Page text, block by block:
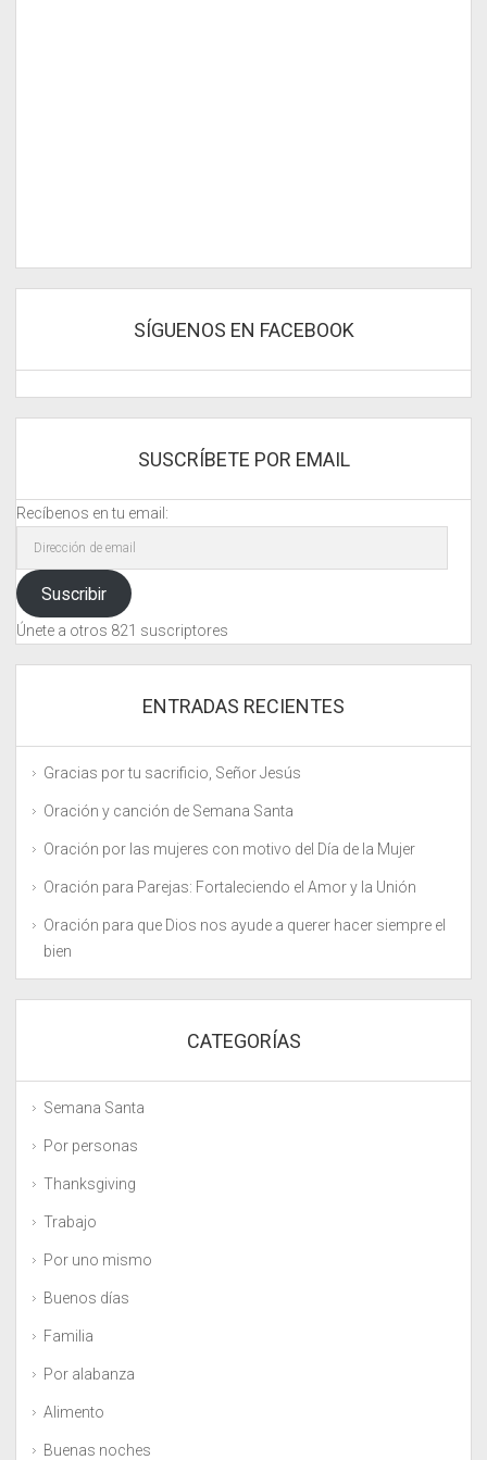
SÍGUENOS EN FACEBOOK
SUSCRÍBETE POR EMAIL
Recíbenos en tu email:
Dirección
emailSuscribir
Únete a otros 821 suscriptores
ENTRADAS RECIENTES
Gracias por tu sacrificio, Señor Jesús
Oración y canción de Semana Santa
Oración por las mujeres con motivo del Día de la Mujer
Oración para Parejas: Fortaleciendo el Amor y la Unión
Oración para que Dios nos ayude a querer hacer siempre el
bien
CATEGORÍAS
Semana Santa
Por personas
Thanksgiving
Trabajo
Por uno mismo
Buenos días
Familia
Por alabanza
Alimento
Buenas noches